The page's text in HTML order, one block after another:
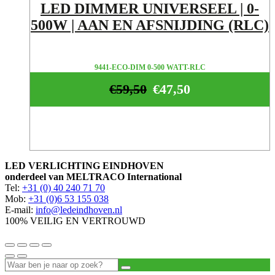
LED DIMMER UNIVERSEEL | 0-
500W | AAN EN AFSNIJDING (RLC)
9441-ECO-DIM 0-500 WATT-RLC
€47,50
€59,50
LED VERLICHTING EINDHOVEN
onderdeel van MELTRACO International
Tel: +31 (0) 40 240 71 70
Mob: +31 (0)6 53 155 038
E-mail: info@ledeindhoven.nl
100% VEILIG EN VERTROUWD